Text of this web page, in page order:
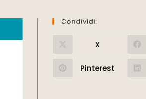
Condividi:
X
Pinterest